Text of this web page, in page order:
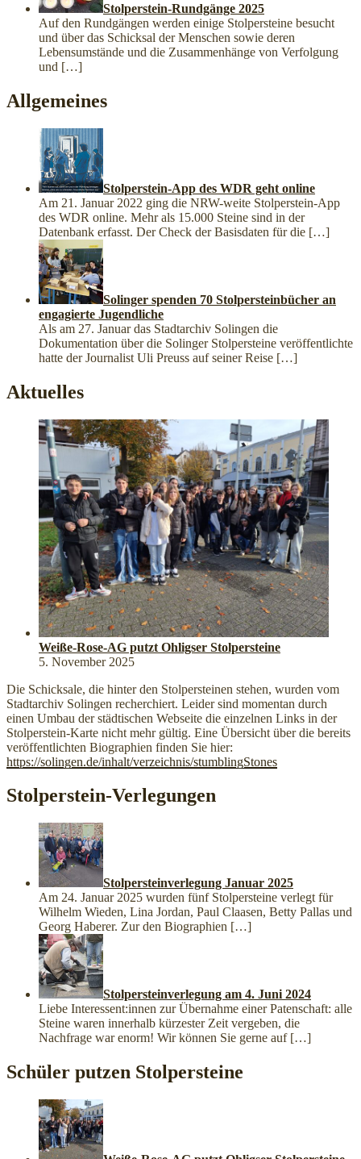
Stolperstein-Rundgänge 2025
Auf den Rundgängen werden einige Stolpersteine besucht
und über das Schicksal der Menschen sowie deren
Lebensumstände und die Zusammenhänge von Verfolgung
und […]
Allgemeines
Stolperstein-App des WDR geht online
Am 21. Januar 2022 ging die NRW-weite Stolperstein-App
des WDR online. Mehr als 15.000 Steine sind in der
Datenbank erfasst. Der Check der Basisdaten für die […]
Solinger spenden 70 Stolpersteinbücher an
engagierte Jugendliche
Als am 27. Januar das Stadtarchiv Solingen die
Dokumentation über die Solinger Stolpersteine veröffentlichte
hatte der Journalist Uli Preuss auf seiner Reise […]
Aktuelles
Weiße-Rose-AG putzt Ohligser Stolpersteine
5. November 2025
Die Schicksale, die hinter den Stolpersteinen stehen, wurden vom
Stadtarchiv Solingen recherchiert. Leider sind momentan durch
einen Umbau der städtischen Webseite die einzelnen Links in der
Stolperstein-Karte nicht mehr gültig. Eine Übersicht über die bereits
veröffentlichten Biographien finden Sie hier:
https://solingen.de/inhalt/verzeichnis/stumblingStones
Stolperstein-Verlegungen
Stolpersteinverlegung Januar 2025
Am 24. Januar 2025 wurden fünf Stolpersteine verlegt für
Wilhelm Wieden, Lina Jordan, Paul Claasen, Betty Pallas und
Georg Haberer. Zur den Biographien […]
Stolpersteinverlegung am 4. Juni 2024
Liebe Interessent:innen zur Übernahme einer Patenschaft: alle
Steine waren innerhalb kürzester Zeit vergeben, die
Nachfrage war enorm! Wir können Sie gerne auf […]
Schüler putzen Stolpersteine